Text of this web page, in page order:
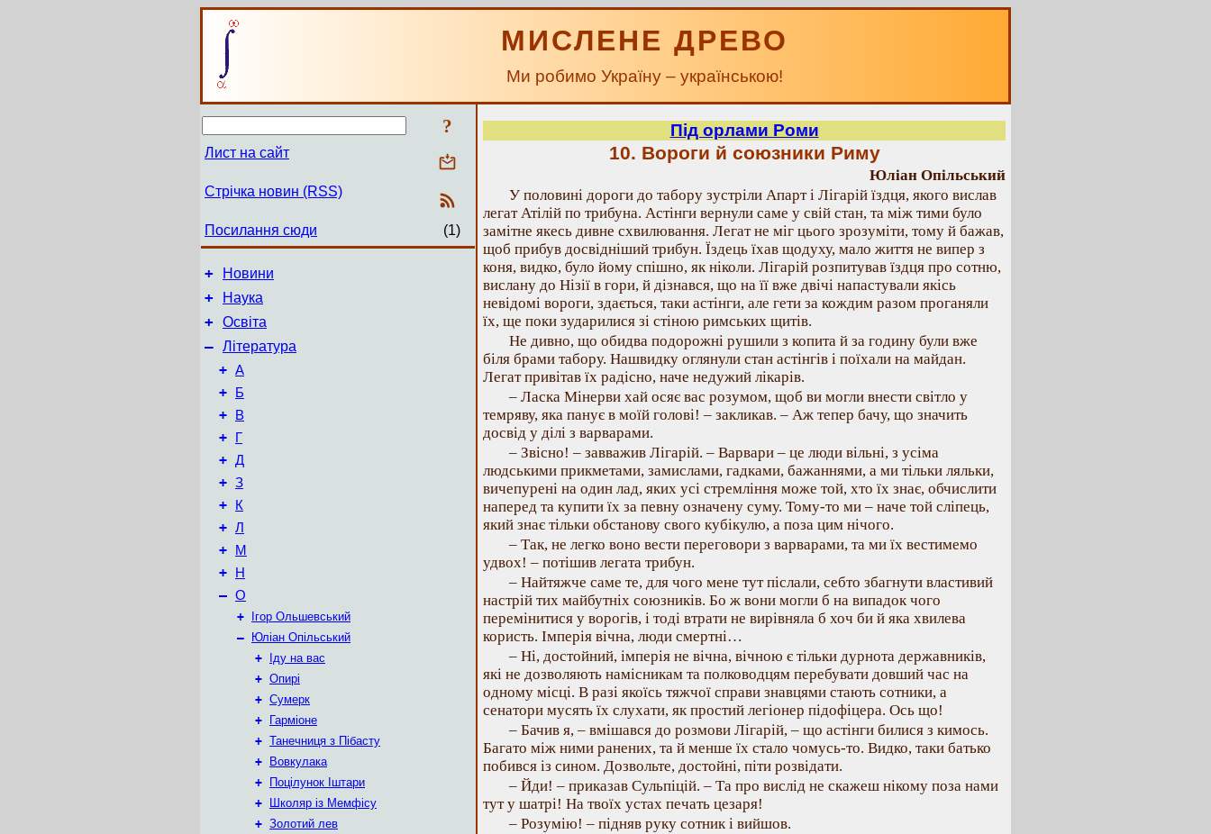
МИСЛЕНЕ ДРЕВО
Ми робимо Україну – українською!
?
Лист на сайт
Стрічка новин (RSS)
Посилання сюди (1)
+ Новини
+ Наука
+ Освіта
– Література
+ А
+ Б
+ В
+ Г
+ Д
+ З
+ К
+ Л
+ М
+ Н
– О
+
Ігор Ольшевський
–
Юліан Опільський
+
Іду на вас
+ Опирі
+ Сумерк
+
Гарміоне
+ Танечниця з Пібасту
+
Вовкулака
+
Поцілунок Іштари
+
Школяр із Мемфісу
+ Золотий лев
Під орлами Роми
10. Вороги й союзники Риму
Юліан Опільський
У половині дороги до табору зустріли Апарт і Лігарій їздця, якого вислав
легат Атілій по трибуна. Астінги вернули саме у свій стан, та між тими було
замітне якесь дивне схвилювання. Легат не міг цього зрозуміти, тому й бажав,
щоб прибув досвідніший трибун. Їздець їхав щодуху, мало життя не випер з
коня, видко, було йому спішно, як ніколи. Лігарій розпитував їздця про сотню,
вислану до Нізії в гори, й дізнався, що на її вже двічі напастували якісь
невідомі вороги, здається, таки астінги, але гети за кождим разом проганяли
їх, ще поки зударилися зі стіною римських щитів.
Не дивно, що обидва подорожні рушили з копита й за годину були вже
біля брами табору. Нашвидку оглянули стан астінгів і поїхали на майдан.
Легат привітав їх радісно, наче недужий лікарів.
– Ласка Мінерви хай осяє вас розумом, щоб ви могли внести світло у
темряву, яка панує в моїй голові! – закликав. – Аж тепер бачу, що значить
досвід у ділі з варварами.
– Звісно! – завважив Лігарій. – Варвари – це люди вільні, з усіма
людськими прикметами, замислами, гадками, бажаннями, а ми тільки ляльки,
вичепурені на один лад, яких усі стремління може той, хто їх знає, обчислити
наперед та купити їх за певну означену суму. Тому-то ми – наче той сліпець,
який знає тільки обстанову свого кубікулю, а поза цим нічого.
– Так, не легко воно вести переговори з варварами, та ми їх вестимемо
удвох! – потішив легата трибун.
– Найтяжче саме те, для чого мене тут післали, себто збагнути властивий
настрій тих майбутніх союзників. Бо ж вони могли б на випадок чого
перемінитися у ворогів, і тоді втрати не вирівняла б хоч би й яка хвилева
користь. Імперія вічна, люди смертні…
– Ні, достойний, імперія не вічна, вічною є тільки дурнота державників,
які не дозволяють намісникам та полководцям перебувати довший час на
одному місці. В разі якоїсь тяжчої справи знавцями стають сотники, а
сенатори мусять їх слухати, як простий легіонер підофіцера. Ось що!
– Бачив я, – вмішався до розмови Лігарій, – що астінги билися з кимось.
Багато між ними ранених, та й менше їх стало чомусь-то. Видко, таки батько
побився із сином. Дозвольте, достойні, піти розвідати.
– Йди! – приказав Сульпіцій. – Та про вислід не скажеш нікому поза нами
тут у шатрі! На твоїх устах печать цезаря!
– Розумію! – підняв руку сотник і вийшов.